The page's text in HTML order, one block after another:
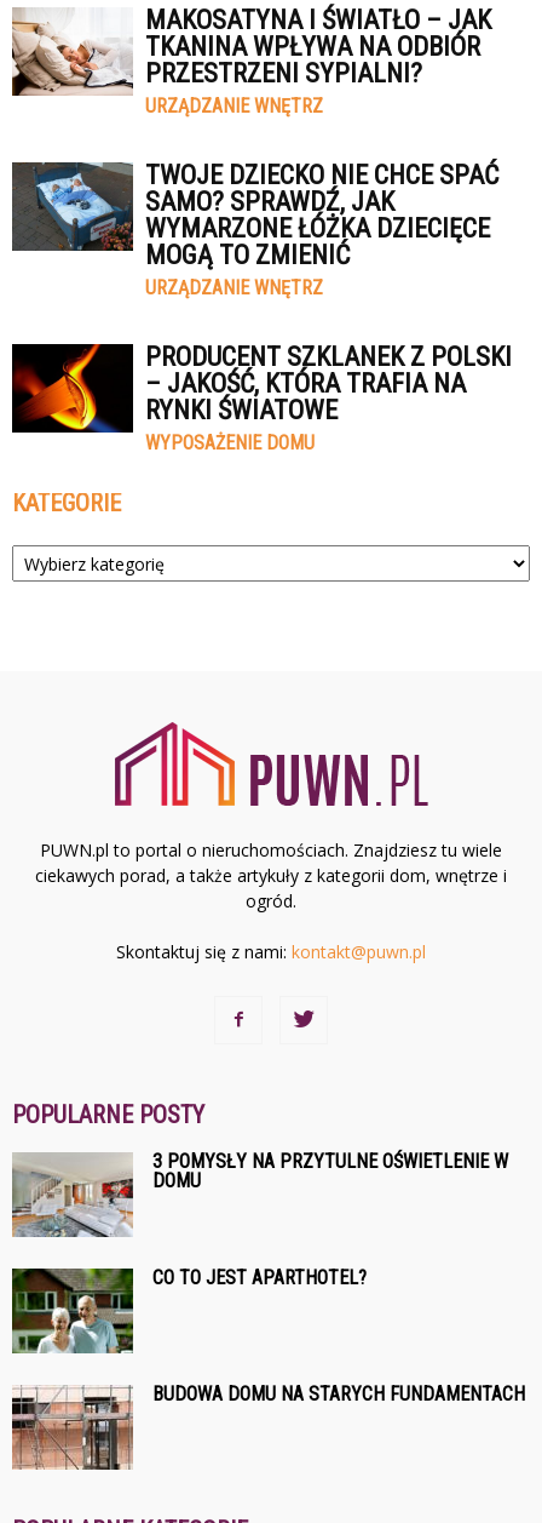
MAKOSATYNA I ŚWIATŁO – JAK
TKANINA WPŁYWA NA ODBIÓR
PRZESTRZENI SYPIALNI?
URZĄDZANIE WNĘTRZ
TWOJE DZIECKO NIE CHCE SPAĆ
SAMO? SPRAWDŹ, JAK
WYMARZONE ŁÓŻKA DZIECIĘCE
MOGĄ TO ZMIENIĆ
URZĄDZANIE WNĘTRZ
PRODUCENT SZKLANEK Z POLSKI
– JAKOŚĆ, KTÓRA TRAFIA NA
RYNKI ŚWIATOWE
WYPOSAŻENIE DOMU
KATEGORIE
Kategorie
PUWN.pl to portal o nieruchomościach. Znajdziesz tu wiele
ciekawych porad, a także artykuły z kategorii dom, wnętrze i
ogród.
Skontaktuj się z nami: kontakt@puwn.pl
POPULARNE POSTY
3 POMYSŁY NA PRZYTULNE OŚWIETLENIE W
DOMU
CO TO JEST APARTHOTEL?
BUDOWA DOMU NA STARYCH FUNDAMENTACH